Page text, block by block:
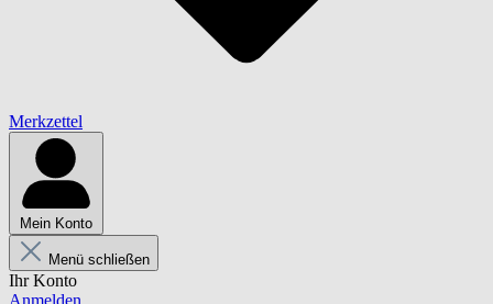
Merkzettel
Mein Konto
Menü schließen
Ihr Konto
Anmelden